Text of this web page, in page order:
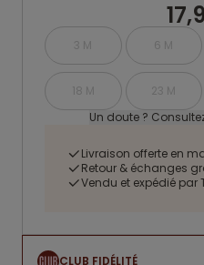
3 M 6 M
18 M 23 M
Un doute ?
Livraison offerte en
Retour & échanges
Vendu et expédié par
CLUB FIDÉLITÉ